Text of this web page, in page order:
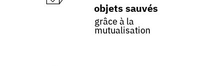
objets sauvés
grâce à la
mutualisation